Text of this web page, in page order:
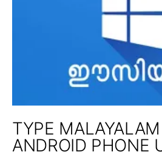
TYPE
ANDROID PHONE